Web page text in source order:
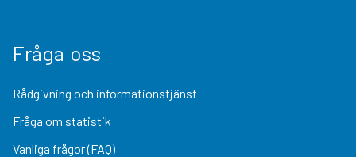
Fråga oss
Rådgivning och informationstjänst
Fråga om statistik
Vanliga frågor (FAQ)